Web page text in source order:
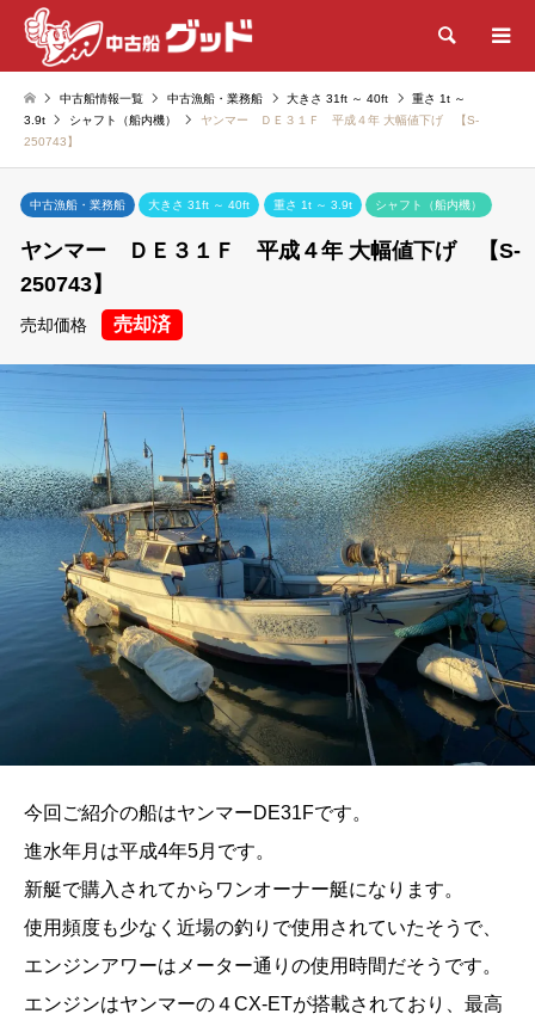
検索
中古船情報一覧 中古漁船・業務船 大きさ 31ft ～ 40ft
重さ 1t ～
3.9t
シャフト（船内機）
ヤンマー ＤＥ３１Ｆ 平成４年 大幅値下げ 【S-
250743】
中古漁船・業務船 大きさ 31ft ～ 40ft 重さ 1t ～ 3.9t シャフト（船内機）
ヤンマー ＤＥ３１Ｆ 平成４年 大幅値下げ 【S-
250743】
売却価格 売却済
今回ご紹介の船はヤンマーDE31Fです。
進水年月は平成4年5月です。
新艇で購入されてからワンオーナー艇になります。
使用頻度も少なく近場の釣りで使用されていたそうで、
エンジンアワーはメーター通りの使用時間だそうです。
エンジンはヤンマーの４CX-ETが搭載されており、最高